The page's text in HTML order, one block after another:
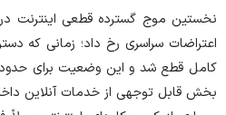
اعتراضات سراسری رخ داد؛ زمانی که
بخش قابل توجهی از خدمات آنلاین